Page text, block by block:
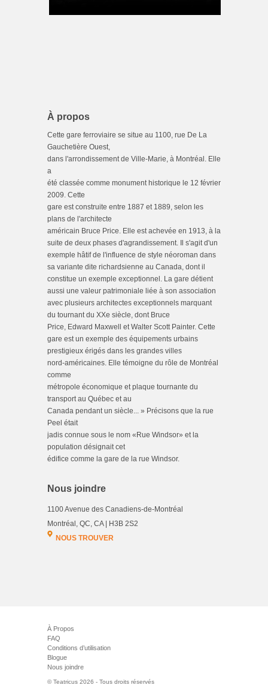
À propos
Cette gare ferroviaire se situe au 1100, rue De La
Gauchetière Ouest,
dans l'arrondissement de Ville-Marie, à Montréal. Elle
a
été classée comme monument historique le 12 février
2009. Cette
gare est construite entre 1887 et 1889, selon les
plans de l'architecte
américain Bruce Price. Elle est achevée en 1913, à la
suite de deux phases d'agrandissement. Il s'agit d'un
exemple hâtif de l'influence de style néoroman dans
sa variante dite richardsienne au Canada, dont il
constitue un exemple exceptionnel. La gare détient
aussi une valeur patrimoniale liée à son association
avec plusieurs architectes exceptionnels marquant
du tournant du XXe siècle, dont Bruce
Price, Edward Maxwell et Walter Scott Painter. Cette
gare est un exemple des équipements urbains
prestigieux érigés dans les grandes villes
nord-américaines. Elle témoigne du rôle de Montréal
comme
métropole économique et plaque tournante du
transport au Québec et au
Canada pendant un siècle... » Précisons que la rue
Peel était
jadis connue sous le nom «Rue Windsor» et la
population désignait cet
édifice comme la gare de la rue Windsor.
Nous joindre
1100 Avenue des Canadiens-de-Montréal
Montréal, QC, CA | H3B 2S2
NOUS TROUVER
À Propos
FAQ
Conditions d’utilisation
Blogue
Nous joindre
© Teatricus 2026 - Tous droits réservés